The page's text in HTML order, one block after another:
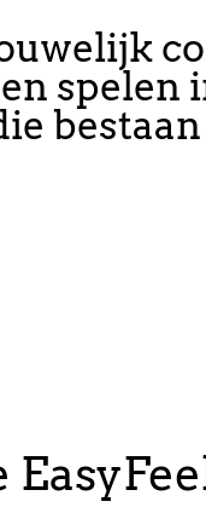
spelen